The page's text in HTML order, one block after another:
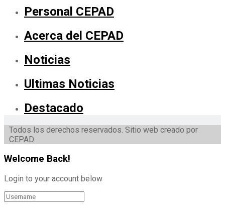
Personal CEPAD
Acerca del CEPAD
Noticias
Ultimas Noticias
Destacado
Todos los derechos reservados. Sitio web creado por
CEPAD
Welcome Back!
Login to your account below